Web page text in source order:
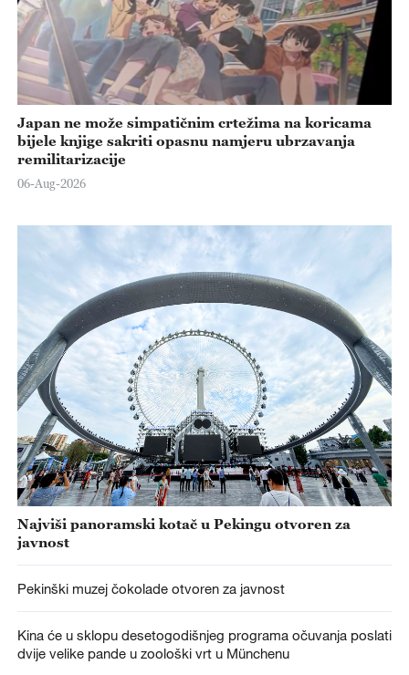
Japan ne može simpatičnim crtežima na koricama
bijele knjige sakriti opasnu namjeru ubrzavanja
remilitarizacije
06-Aug-2026
Najviši panoramski kotač u Pekingu otvoren za
javnost
Pekinški muzej čokolade otvoren za javnost
Kina će u sklopu desetogodišnjeg programa očuvanja poslati
dvije velike pande u zoološki vrt u Münchenu